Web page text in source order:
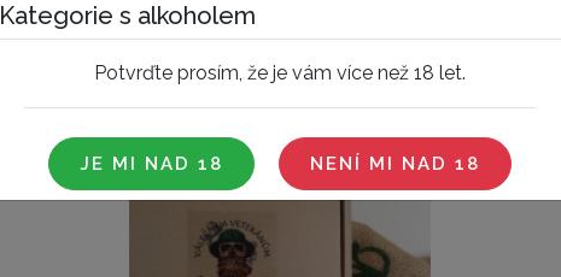
Kategorie s alkoholem
Potvrďte prosím, že je vám více než 18 let.
JE MI NAD 18 NENÍ MI NAD 18